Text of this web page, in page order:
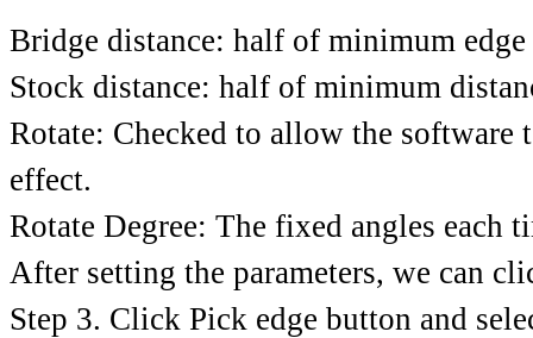
Bridge distance: half of minimum
Stock distance: half of minimum
Rotate: Checked to allow the software
effect.
Rotate Degree: The fixed angles each
After setting the parameters, we can
Step 3. Click Pick edge button and